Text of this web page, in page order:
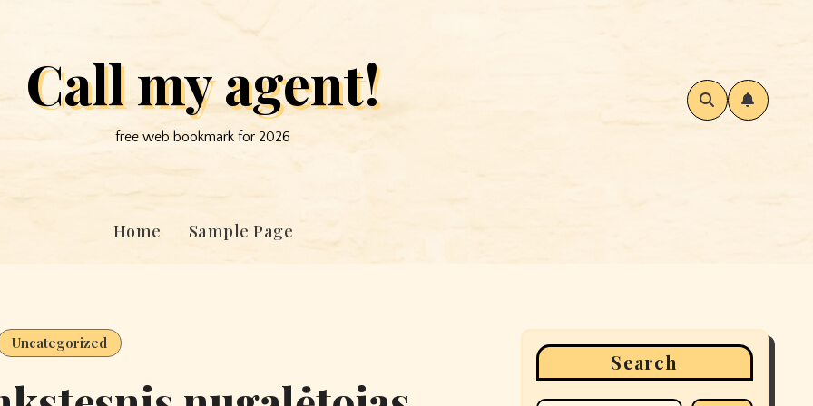
Call my agent!
free web bookmark for 2026
Home Sample Page
Uncategorized
Search